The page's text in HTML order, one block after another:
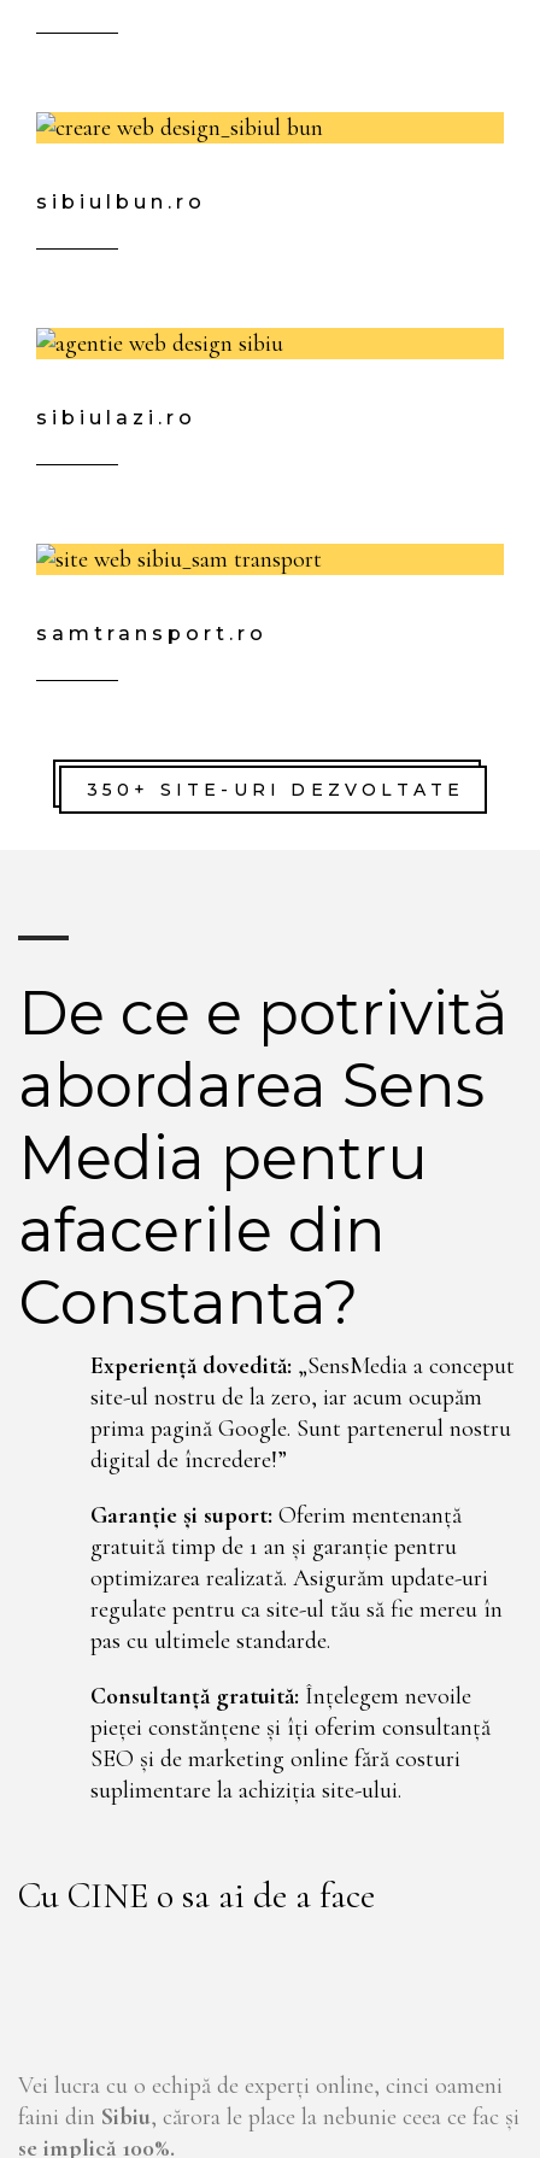
sibiulbun.ro
sibiulazi.ro
samtransport.ro
350+ SITE-URI DEZVOLTATE
De ce e potrivită
abordarea Sens
Media pentru
afacerile din
Constanta?
Experiență dovedită: „SensMedia a conceput
site-ul nostru de la zero, iar acum ocupăm
prima pagină Google. Sunt partenerul nostru
digital de încredere!”
Garanție și suport: Oferim mentenanță
gratuită timp de 1 an și garanție pentru
optimizarea realizată. Asigurăm update-uri
regulate pentru ca site-ul tău să fie mereu în
pas cu ultimele standarde.
Consultanță gratuită: Înțelegem nevoile
pieței constănțene și îți oferim consultanță
SEO și de marketing online fără costuri
suplimentare la achiziția site-ului.
Cu CINE o sa ai de a face
Vei lucra cu o echipă de experți online, cinci oameni
faini din Sibiu, cărora le place la nebunie ceea ce fac și
se implică 100%.